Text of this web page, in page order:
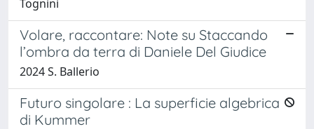
Tognini
Volare, raccontare: Note su Staccando
l’ombra da terra di Daniele Del Giudice
2024 S. Ballerio
Futuro singolare : La superficie algebrica
di Kummer